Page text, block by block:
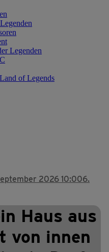
Legenden
of Legends
2026 10:006.
Haus aus
von innen